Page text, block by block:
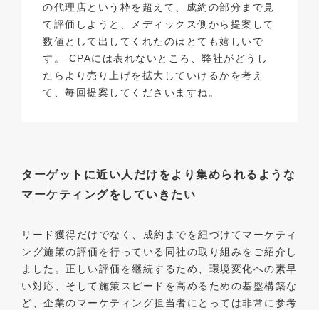
の代理店という枠を超えて、成約の部分まで見
て評価しようと、メディックス側から提案して
数値として出してくれたのはとても嬉しいで
す。 CPAには表れないところ、弊社がどうし
たらより売り上げを拡大していけるかを考え
て、毎回提案してくださいますね。
ターゲットに近い人だけをより集められるような
マーケティングをしていきたい
リード獲得だけでなく、成約までを紐づけてマーケティ
ング施策の評価を行っている同社の取り組みをご紹介し
ました。正しい評価を継続するため、環境変化への素早
い対応、そして施策スピードを高めるための基盤構築な
ど、企業のマーケティング担当者にとっては非常に参考